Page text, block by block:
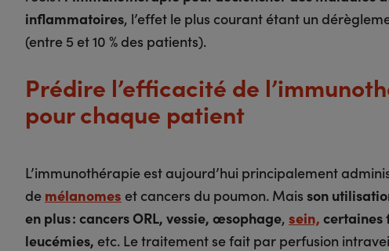
inflammatoires, l’effet le plus courant étant un
(entre 5 et 10 % des patients).
Prédire l’efficacité de
pour chaque patient
L’immunothérapie est aujourd’hui principalement
de mélanomes et cancers du poumon. Mais son
en plus : cancers ORL, vessie, œsophage, sein, certaines
leucémies, etc. Le traitement se fait par perfusion